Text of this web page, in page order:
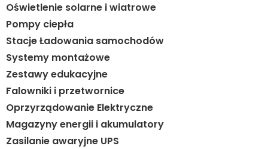
Oświetlenie solarne i wiatrowe
Pompy ciepła
Stacje Ładowania samochodów
Systemy montażowe
Zestawy edukacyjne
Falowniki i przetwornice
Oprzyrządowanie Elektryczne
Magazyny energii i akumulatory
Zasilanie awaryjne UPS